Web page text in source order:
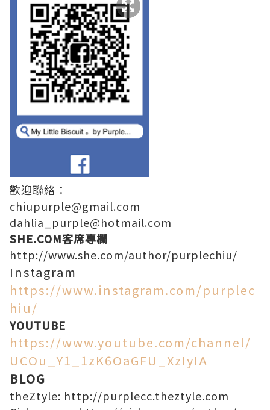
歡迎聯絡：
chiupurple@gmail.com
dahlia_purple@hotmail.com
SHE.COM客席專欄
http://www.she.com/author/purplechiu/
Instagram
https://www.instagram.com/purplec
hiu/
YOUTUBE
https://www.youtube.com/channel/
UCOu_Y1_1zK6OaGFU_XzIyIA
BLOG
theZtyle: http://purplecc.theztyle.com